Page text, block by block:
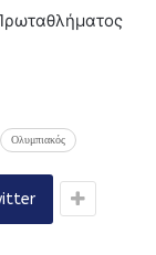
Ολυμπιακός